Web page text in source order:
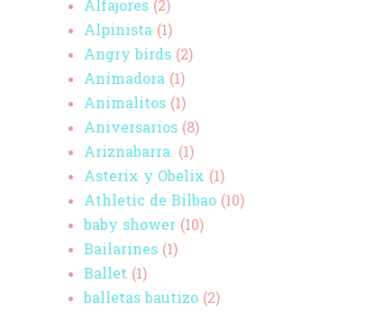
Alfajores (2)
Alpinista (1)
Angry birds (2)
Animadora (1)
Animalitos (1)
Aniversarios (8)
Ariznabarra. (1)
Asterix y Obelix (1)
Athletic de Bilbao (10)
baby shower (10)
Bailarines (1)
Ballet (1)
balletas bautizo (2)